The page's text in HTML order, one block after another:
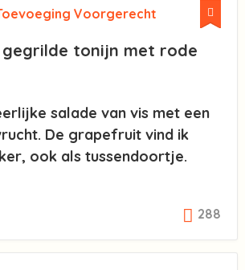
Voorgerecht
gegrilde tonijn met rode
salade van vis met een
De grapefruit vind ik
ook als tussendoortje.
288